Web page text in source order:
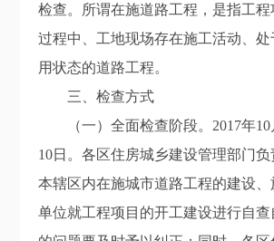
检查。所谓在施道路工程，是指工程
过程中、工地现场存在施工活动、
用状态的道路工程。
三、检查方式
（一）全面检查阶段。2017年10
10日。各区住房城乡建设管理部门
本辖区内在施城市道路工程的建设
单位就工程项目的开工建设进行自